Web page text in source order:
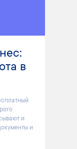
в
и
и